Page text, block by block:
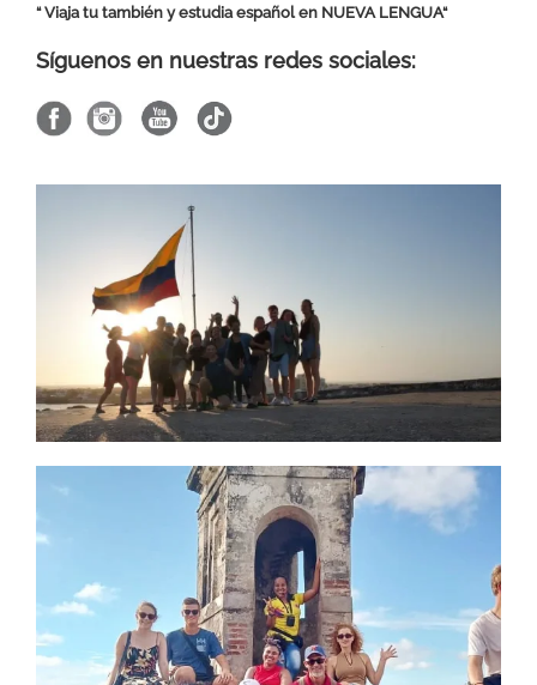
“ Viaja tu también y estudia español en NUEVA LENGUA“
Síguenos en nuestras redes sociales: